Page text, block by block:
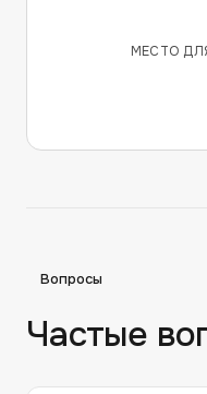
МЕСТО
Вопросы
Частые